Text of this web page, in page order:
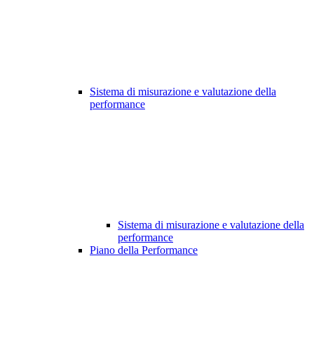
Sistema di misurazione e valutazione della
performance
Sistema di misurazione e valutazione della
performance
Piano della Performance